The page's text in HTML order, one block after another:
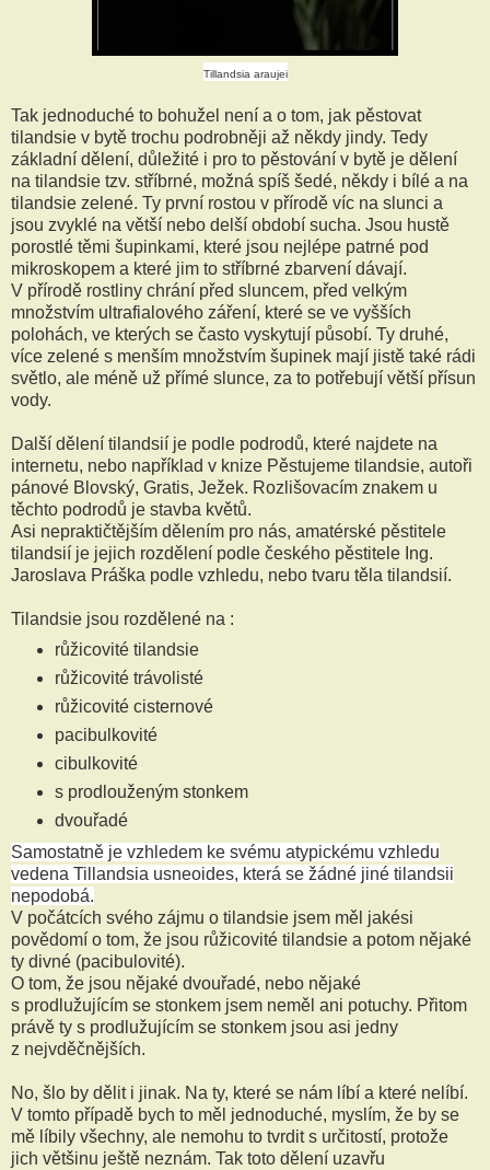
Tillandsia araujei
Tak jednoduché to bohužel není a o tom, jak pěstovat
tilandsie v bytě trochu podrobněji až někdy jindy. Tedy
základní dělení, důležité i pro to pěstování v bytě je dělení
na tilandsie tzv. stříbrné, možná spíš šedé, někdy i bílé a na
tilandsie zelené. Ty první rostou v přírodě víc na slunci a
jsou zvyklé na větší nebo delší období sucha. Jsou hustě
porostlé těmi šupinkami, které jsou nejlépe patrné pod
mikroskopem a které jim to stříbrné zbarvení dávají.
V přírodě rostliny chrání před sluncem, před velkým
množstvím ultrafialového záření, které se ve vyšších
polohách, ve kterých se často vyskytují působí. Ty druhé,
více zelené s menším množstvím šupinek mají jistě také rádi
světlo, ale méně už přímé slunce, za to potřebují větší přísun
vody.
Další dělení tilandsií je podle podrodů, které najdete na
internetu, nebo například v knize Pěstujeme tilandsie, autoři
pánové Blovský, Gratis, Ježek. Rozlišovacím znakem u
těchto podrodů je stavba květů.
Asi nepraktičtějším dělením pro nás, amatérské pěstitele
tilandsií je jejich rozdělení podle českého pěstitele Ing.
Jaroslava Práška podle vzhledu, nebo tvaru těla tilandsií.
Tilandsie jsou rozdělené na :
růžicovité tilandsie
růžicovité trávolisté
růžicovité cisternové
pacibulkovité
cibulkovité
s prodlouženým stonkem
dvouřadé
Samostatně je vzhledem ke svému atypickému vzhledu
vedena Tillandsia usneoides, která se žádné jiné tilandsii
nepodobá.
V počátcích svého zájmu o tilandsie jsem měl jakési
povědomí o tom, že jsou růžicovité tilandsie a potom nějaké
ty divné (pacibulovité).
O tom, že jsou nějaké dvouřadé, nebo nějaké
s prodlužujícím se stonkem jsem neměl ani potuchy. Přitom
právě ty s prodlužujícím se stonkem jsou asi jedny
z nejvděčnějších.
No, šlo by dělit i jinak. Na ty, které se nám líbí a které nelíbí.
V tomto případě bych to měl jednoduché, myslím, že by se
mě líbily všechny, ale nemohu to tvrdit s určitostí, protože
jich většinu ještě neznám. Tak toto dělení uzavřu